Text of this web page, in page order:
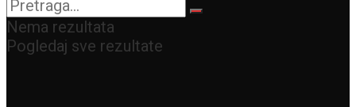
Nema rezultata
Pogledaj sve rezultate